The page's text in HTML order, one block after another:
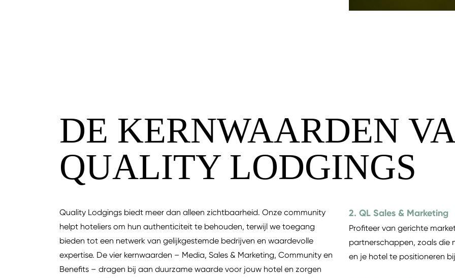
DE KERNWAARDEN
QUALITY LODGINGS
Quality Lodgings biedt meer dan alleen zichtbaarheid. Onze community
helpt hoteliers om hun authenticiteit te behouden, terwijl we toegang
bieden tot een netwerk van gelijkgestemde bedrijven en waardevolle
expertise. De vier kernwaarden – Media, Sales & Marketing, Community en
Benefits – dragen bij aan duurzame waarde voor jouw hotel en zorgen
2. QL Sales & Marketing
Profiteer van gerichte
partnerschappen, zoals die
en je hotel te positioneren